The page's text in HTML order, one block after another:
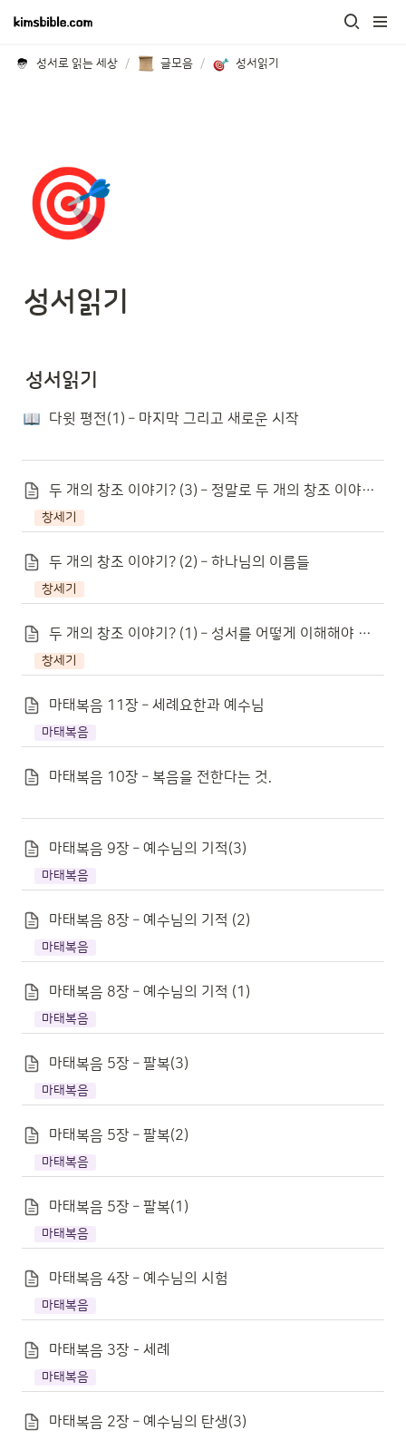
성서로 읽는 세상 / 글모음 / 성서읽기
🎯
성서읽기
성서읽기
다윗 평전(1) – 마지막 그리고 새로운 시작
두 개의 창조 이야기? (3) – 정말로 두 개의 창조 이야기인가?
창세기
두 개의 창조 이야기? (2) – 하나님의 이름들
창세기
두 개의 창조 이야기? (1) – 성서를 어떻게 이해해야 할까?
창세기
마태복음 11장 – 세례요한과 예수님
마태복음
마태복음 10장 – 복음을 전한다는 것.
마태복음 9장 – 예수님의 기적(3)
마태복음
마태복음 8장 – 예수님의 기적 (2)
마태복음
마태복음 8장 – 예수님의 기적 (1)
마태복음
마태복음 5장 – 팔복(3)
마태복음
마태복음 5장 – 팔복(2)
마태복음
마태복음 5장 – 팔복(1)
마태복음
마태복음 4장 – 예수님의 시험
마태복음
마태복음 3장 - 세례
마태복음
마태복음 2장 – 예수님의 탄생(3)